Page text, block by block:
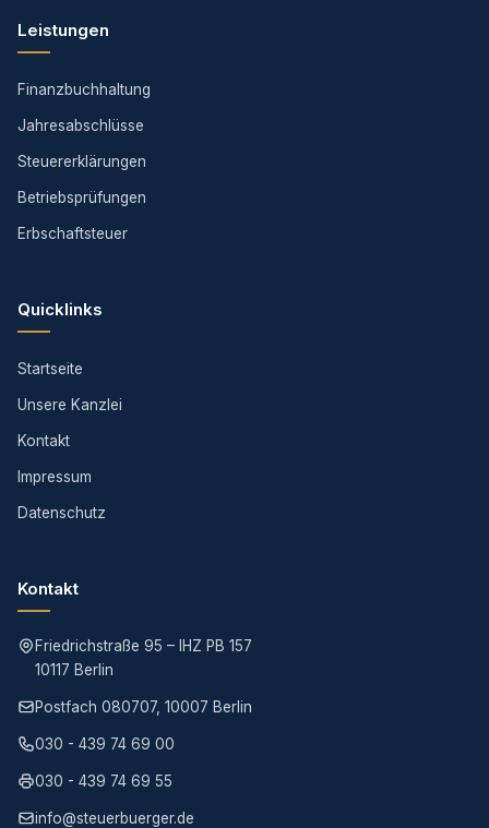
Leistungen
Finanzbuchhaltung
Jahresabschlüsse
Steuererklärungen
Betriebsprüfungen
Erbschaftsteuer
Quicklinks
Startseite
Unsere Kanzlei
Kontakt
Impressum
Datenschutz
Kontakt
Friedrichstraße 95 – IHZ PB 157
10117 Berlin
Postfach 080707, 10007 Berlin
030 - 439 74 69 00
030 - 439 74 69 55
info@steuerbuerger.de